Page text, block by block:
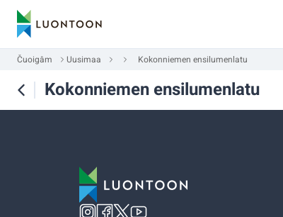
Čuoigâm Uusimaa Kokonniemen ensilumenlatu
Kokonniemen ensilumenlatu